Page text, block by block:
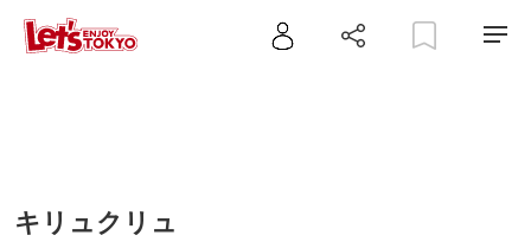
キリュクリュ